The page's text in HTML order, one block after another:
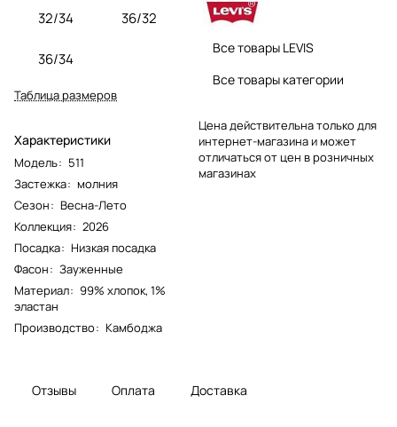
32/34 36/32
36/34
Таблица размеров
Характеристики
Модель: 511
Застежка: молния
Сезон: Весна-Лето
Коллекция: 2026
Посадка: Низкая посадка
Фасон: Зауженные
Материал: 99% хлопок, 1%
эластан
Производство: Камбоджа
Все товары LEVIS
Все товары категории
Цена действительна только для
интернет-магазина и может
отличаться от цен в розничных
магазинах
Отзывы Оплата Доставка